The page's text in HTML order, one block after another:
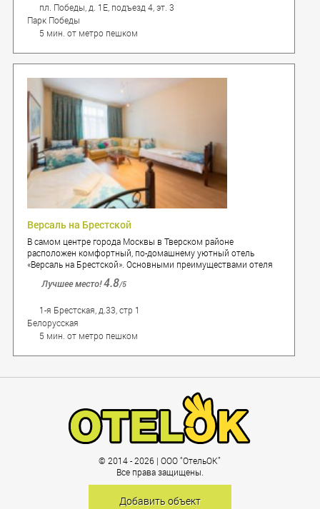
магистралей столицы, и третьего транспортного кольца.
пл. Победы, д. 1Е, подъезд 4, эт. 3
Парк Победы
5 мин. от метро пешком
Версаль на Брестской
В самом центре города Москвы в Тверском районе
расположен комфортный, по-домашнему уютный отель
«Версаль на Брестской». Основными преимуществами отеля
удобная транспортная сеть.
Лучшее место!4.8/5
1-я Брестская, д.33, стр 1
Белорусская
5 мин. от метро пешком
© 2014 - 2026 | ООО “ОтельОК”
Все права защищены.
Добавить объект